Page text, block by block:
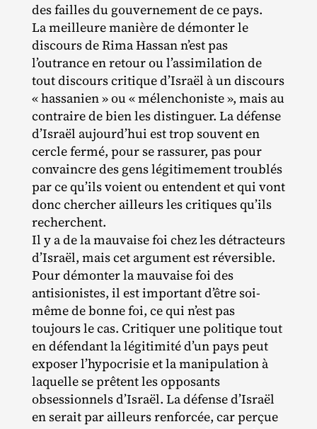
des failles du gouvernement de ce pays.
La meilleure manière de démonter le
discours de Rima Hassan n’est pas
l’outrance en retour ou l’assimilation de
tout discours critique d’Israël à un discours
« hassanien » ou « mélenchoniste », mais au
contraire de bien les distinguer. La défense
d’Israël aujourd’hui est trop souvent en
cercle fermé, pour se rassurer, pas pour
convaincre des gens légitimement troublés
par ce qu’ils voient ou entendent et qui vont
donc chercher ailleurs les critiques qu’ils
recherchent.
Il y a de la mauvaise foi chez les détracteurs
d’Israël, mais cet argument est réversible.
Pour démonter la mauvaise foi des
antisionistes, il est important d’être soi‐​
même de bonne foi, ce qui n’est pas
toujours le cas. Critiquer une politique tout
en défendant la légitimité d’un pays peut
exposer l’hypocrisie et la manipulation à
laquelle se prêtent les opposants
obsessionnels d’Israël. La défense d’Israël
en serait par ailleurs renforcée, car perçue